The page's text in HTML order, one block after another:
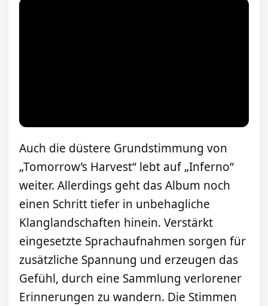
Auch die düstere Grundstimmung von
„Tomorrow’s Harvest“ lebt auf „Inferno“
weiter. Allerdings geht das Album noch
einen Schritt tiefer in unbehagliche
Klanglandschaften hinein. Verstärkt
eingesetzte Sprachaufnahmen sorgen für
zusätzliche Spannung und erzeugen das
Gefühl, durch eine Sammlung verlorener
Erinnerungen zu wandern. Die Stimmen